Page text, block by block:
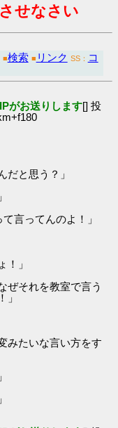
せなさい
■検索 ■ リンク SS： コ
がお送りします[] 投
だと思う？」
言ってんのよ！」
！」
ぜそれを教室で言う
」
みたいな言い方をす